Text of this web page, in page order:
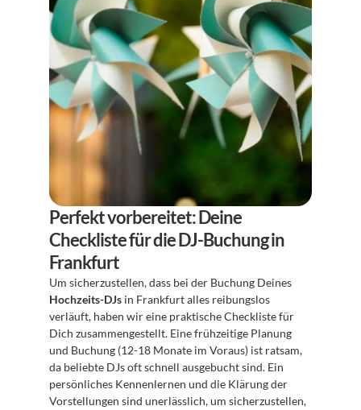
Perfekt vorbereitet: Deine
Checkliste für die DJ-Buchung in
Frankfurt
Hochzeits-DJs in Frankfurt alles reibungslos
verläuft, haben wir eine praktische Checkliste für
Dich zusammengestellt. Eine frühzeitige Planung
und Buchung (12-18 Monate im Voraus) ist ratsam,
da beliebte DJs oft schnell ausgebucht sind. Ein
persönliches Kennenlernen und die Klärung der
Vorstellungen sind unerlässlich, um sicherzustellen,